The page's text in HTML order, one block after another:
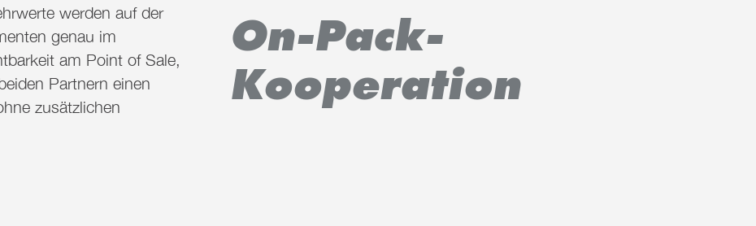
werden auf der
genau im
am Point of Sale,
Partnern einen
zusätzlichen
On-Pack-
Kooperation